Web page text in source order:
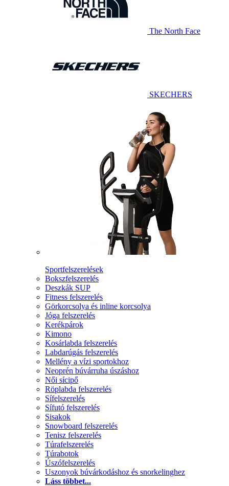
The North Face
SKECHERS
Sportfelszerelések
Bokszfelszerelés
Deszkák SUP
Fitness felszerelés
Görkorcsolya és inline korcsolya
Jóga felszerelés
Kerékpárok
Kimono
Kosárlabda felszerelés
Labdarúgás felszerelés
Mellény a vízi sportokhoz
Neoprén búvárruha úszáshoz
Női sícipő
Röplabda felszerelés
Sífelszerelés
Sífutó felszerelés
Sisakok
Snowboard felszerelés
Tenisz felszerelés
Túrafelszerelés
Túrabotok
Úszófelszerelés
Uszonyok búvárkodáshoz és snorkelinghez
Láss többet...